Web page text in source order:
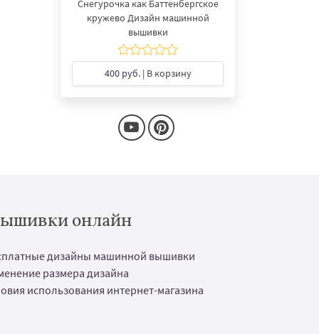
Снегурочка как Баттенбергское
кружево Дизайн машинной
вышивки
400 руб.| В корзину
онлайн
дизайны машинной вышивки
размера дизайна
использования интернет-магазина